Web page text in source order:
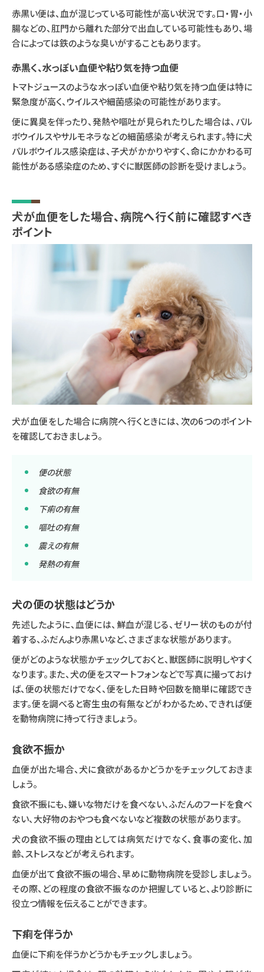
赤黒い便は、血が混じっている可能性が高い状況です。口・胃・小
腸などの、肛門から離れた部分で出血している可能性もあり、場
合によっては鉄のような臭いがすることもあります。
赤黒く、水っぽい血便や粘り気を持つ血便
トマトジュースのような水っぽい血便や粘り気を持つ血便は特に
緊急度が高く、ウイルスや細菌感染の可能性があります。
便に異臭を伴ったり、発熱や嘔吐が見られたりした場合は、パル
ボウイルスやサルモネラなどの細菌感染が考えられます。特に犬
パルボウイルス感染症は、子犬がかかりやすく、命にかかわる可
能性がある感染症のため、すぐに獣医師の診断を受けましょう。
犬が血便をした場合、病院へ行く前に確認すべき
ポイント
犬が血便をした場合に病院へ行くときには、次の6つのポイント
を確認しておきましょう。
便の状態
食欲の有無
下痢の有無
嘔吐の有無
震えの有無
発熱の有無
犬の便の状態はどうか
先述したように、血便には、鮮血が混じる、ゼリー状のものが付
着する、ふだんより赤黒いなど、さまざまな状態があります。
便がどのような状態かチェックしておくと、獣医師に説明しやすく
なります。また、犬の便をスマートフォンなどで写真に撮っておけ
ば、便の状態だけでなく、便をした日時や回数を簡単に確認でき
ます。便を調べると寄生虫の有無などがわかるため、できれば便
を動物病院に持って行きましょう。
食欲不振か
血便が出た場合、犬に食欲があるかどうかをチェックしておきま
しょう。
食欲不振にも、嫌いな物だけを食べない、ふだんのフードを食べ
ない、大好物のおやつも食べないなど複数の状態があります。
犬の食欲不振の理由としては病気だけでなく、食事の変化、加
齢、ストレスなどが考えられます。
血便が出て食欲不振の場合、早めに動物病院を受診しましょう。
その際、どの程度の食欲不振なのか把握していると、より診断に
役立つ情報を伝えることができます。
下痢を伴うか
血便に下痢を伴うかどうかもチェックしましょう。